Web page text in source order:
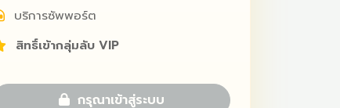
บริการซัพพอร์ต
สิทธิ์เข้ากลุ่มลับ VIP
กรุณาเข้าสู่ระบบ